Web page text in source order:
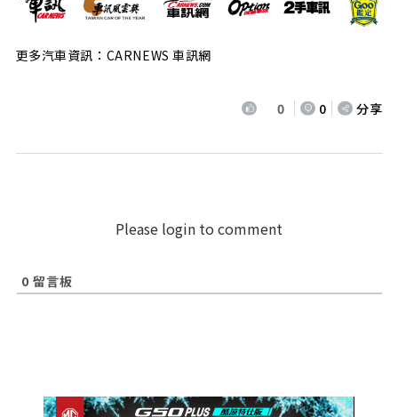
更多汽車資訊：CARNEWS 車訊網
0 0 分享
Please login to comment
0 留言板